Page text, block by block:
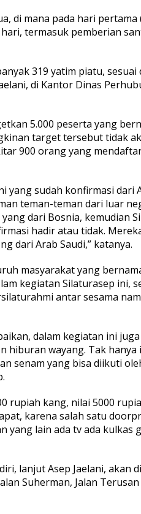
di mana pada hari pertama
termasuk pemberian
319 yatim piatu, sesuai
di Kantor Dinas
5.000 peserta yang
target tersebut tidak
900 orang yang
yang sudah konfirmasi dari
teman-teman dari luar
dari Bosnia, kemudian
hadir atau tidak.
dari Arab Saudi,” katanya.
masyarakat yang
kegiatan Silaturasep ini,
antar sesama
dalam kegiatan ini
hiburan wayang. Tak hanya
senam yang bisa diikuti
rupiah kang, nilai 5000
karena salah satu
yang lain ada tv ada kulkas
lanjut Asep Jaelani, akan
Suherman, Jalan